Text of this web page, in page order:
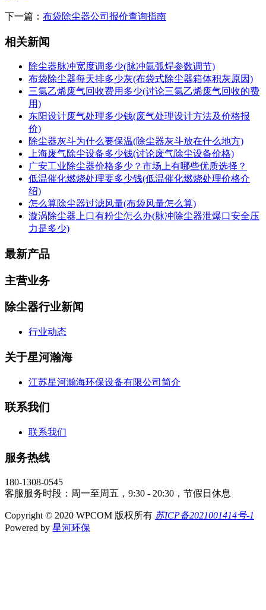
下一篇： 布袋除尘器公司报价查询指南
相关新闻
除尘器脉冲宽度调多少(脉冲氩弧焊参数调节)
布袋除尘器每天排多少灰(布袋式除尘器箱体积灰原因)
三氯乙烯废气回收费用多少(讨论三氯乙烯废气回收的费
用)
东阳设计废气处理多少钱(废气处理设计方法及价格报
价)
除尘器灰斗为什么要保温(除尘器灰斗放在什么地方)
上海废气除尘设备多少钱(讨论废气除尘设备价格)
广安工业除尘器价格多少？市场上有哪些优质选择？
低温催化燃烧处理要多少钱(低温催化燃烧处理价格介
绍)
怎么算除尘器过滤风量(布袋风量怎么算)
漩涡除尘器上口有粉尘怎么办(脉冲除尘器泄爆口安全压
力是多少)
最新产品
主营业务
除尘器行业新闻
行业动态
关于星河瀚海
江苏星河瀚海环保设备有限公司简介
联系我们
联系我们
服务热线
180-1308-0545
客服服务时段：周一至周五，9:30 - 20:30，节假日休息
Copyright © 2020 WPCOM 版权所有 苏ICP备2021001414号-1
Powered by 星河环保